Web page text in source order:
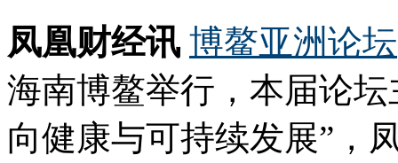
凤凰财经讯 博鳌亚洲论坛
海南博鳌举行，本届论
向健康与可持续发展”，